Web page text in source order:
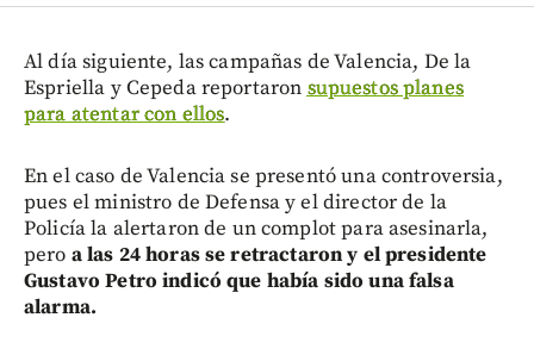
Al día siguiente, las campañas de Valencia, De la
Espriella y Cepeda reportaron supuestos planes
para atentar con ellos.
En el caso de Valencia se presentó una controversia,
pues el ministro de Defensa y el director de la
Policía la alertaron de un complot para asesinarla,
pero a las 24 horas se retractaron y el presidente
Gustavo Petro indicó que había sido una falsa
alarma.